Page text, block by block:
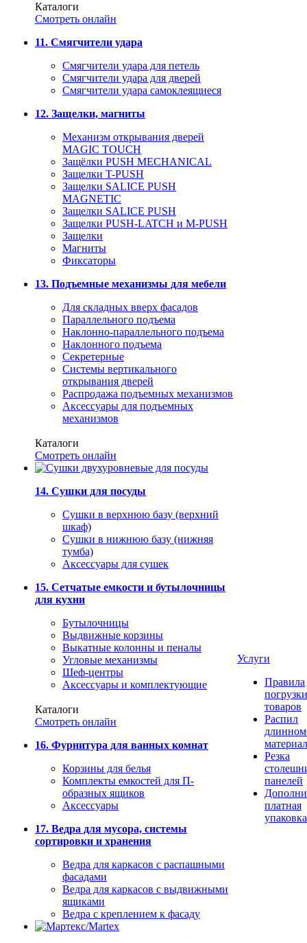
Каталоги
Смотреть онлайн
11. Смягчители удара
Смягчители удара для петель
Смягчители удара для дверей
Cмягчители удара самоклеящиеся
12. Защелки, магниты
Механизм открывания дверей
MAGIC TOUCH
Защёлки PUSH MECHANICAL
Защелки T-PUSH
Защелки SALICE PUSH
MAGNETIC
Защелки SALICE PUSH
Защелки PUSH-LATCH и M-PUSH
Защелки
Магниты
Фиксаторы
13. Подъемные механизмы для мебели
Для складных вверх фасадов
Параллельного подъема
Наклонно-параллельного подъема
Наклонного подъема
Секретерные
Системы вертикального
открывания дверей
Распродажа подъемных механизмов
Аксессуары для подъемных
механизмов
Каталоги
Смотреть онлайн
14. Сушки для посуды
Сушки в верхнюю базу (верхний
шкаф)
Сушки в нижнюю базу (нижняя
тумба)
Аксессуары для сушек
15. Сетчатые емкости и бутылочницы
для кухни
Бутылочницы
Выдвижные корзины
Выкатные колонны и пеналы
Угловые механизмы
Шеф-центры
Аксессуары и комплектующие
Каталоги
Смотреть онлайн
16. Фурнитура для ванных комнат
Корзины для белья
Комплекты емкостей для П-
образных ящиков
Аксессуары
17. Ведра для мусора, системы
сортировки и хранения
Ведра для каркасов с распашными
фасадами
Ведра для каркасов с выдвижными
ящиками
Ведра с креплением к фасаду
Услуги
Правила
погрузки
товаров
Распил
Резка
панелей
платная
упаковка